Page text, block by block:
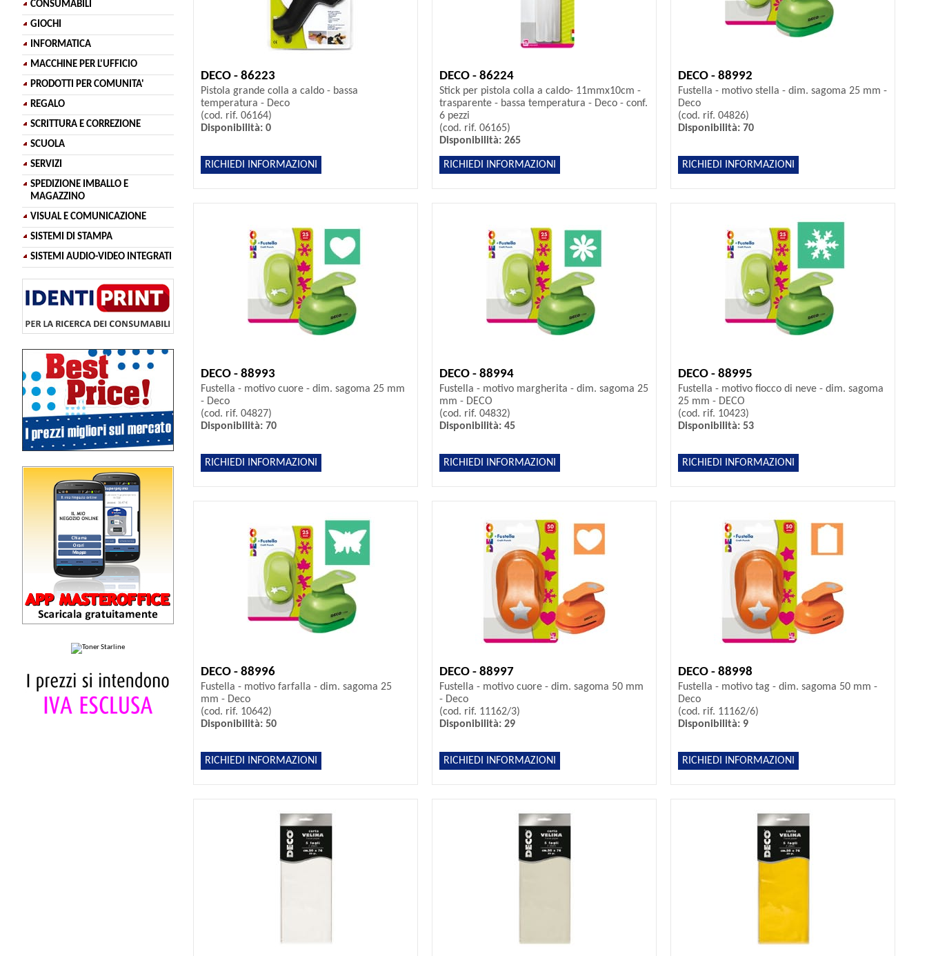
CONSUMABILI
GIOCHI
INFORMATICA
MACCHINE PER L'UFFICIO
PRODOTTI PER COMUNITA'
REGALO
SCRITTURA E CORREZIONE
SCUOLA
SERVIZI
SPEDIZIONE IMBALLO E
MAGAZZINO
VISUAL E COMUNICAZIONE
SISTEMI DI STAMPA
SISTEMI AUDIO-VIDEO INTEGRATI
DECO - 86223
Pistola grande colla a caldo - bassa
temperatura - Deco
(cod. rif. 06164)
Disponibilità: 0
RICHIEDI INFORMAZIONI
DECO - 86224
Stick per pistola colla a caldo- 11mmx10cm -
trasparente - bassa temperatura - Deco - conf.
6 pezzi
(cod. rif. 06165)
Disponibilità: 265
RICHIEDI INFORMAZIONI
DECO - 88992
Fustella - motivo stella - dim. sagoma 25 mm -
Deco
(cod. rif. 04826)
Disponibilità: 70
RICHIEDI INFORMAZIONI
DECO - 88993
Fustella - motivo cuore - dim. sagoma 25 mm
- Deco
(cod. rif. 04827)
Disponibilità: 70
RICHIEDI INFORMAZIONI
DECO - 88994
Fustella - motivo margherita - dim. sagoma 25
mm - DECO
(cod. rif. 04832)
Disponibilità: 45
RICHIEDI INFORMAZIONI
DECO - 88995
Fustella - motivo fiocco di neve - dim. sagoma
25 mm - DECO
(cod. rif. 10423)
Disponibilità: 53
RICHIEDI INFORMAZIONI
DECO - 88996
Fustella - motivo farfalla - dim. sagoma 25
mm - Deco
(cod. rif. 10642)
Disponibilità: 50
RICHIEDI INFORMAZIONI
DECO - 88997
Fustella - motivo cuore - dim. sagoma 50 mm
- Deco
(cod. rif. 11162/3)
Disponibilità: 29
RICHIEDI INFORMAZIONI
DECO - 88998
Fustella - motivo tag - dim. sagoma 50 mm -
Deco
(cod. rif. 11162/6)
Disponibilità: 9
RICHIEDI INFORMAZIONI